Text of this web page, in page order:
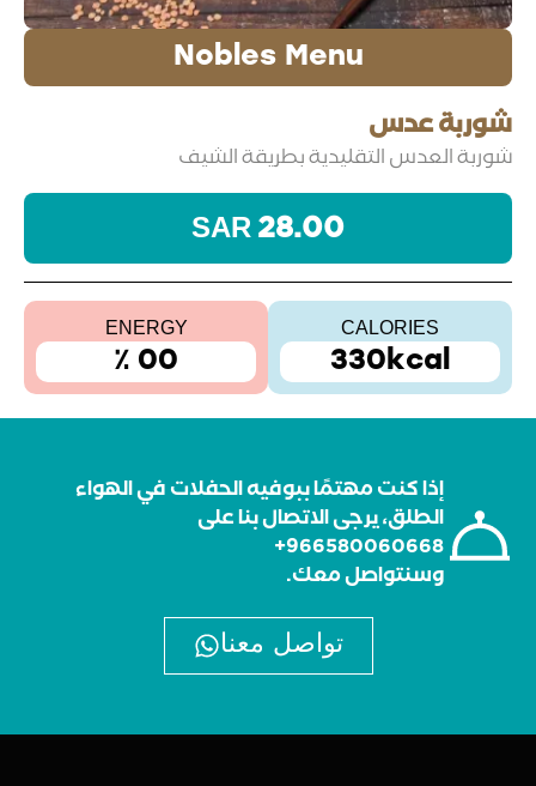
Nobles Menu
شوربة عدس
شوربة العدس التقليدية بطريقة الشيف
28.00 SAR
CALORIES
330kcal
ENERGY
00 ٪
إذا كنت مهتمًا ببوفيه الحفلات في الهواء
الطلق، يرجى الاتصال بنا على
966580060668+
وسنتواصل معك.
تواصل معنا